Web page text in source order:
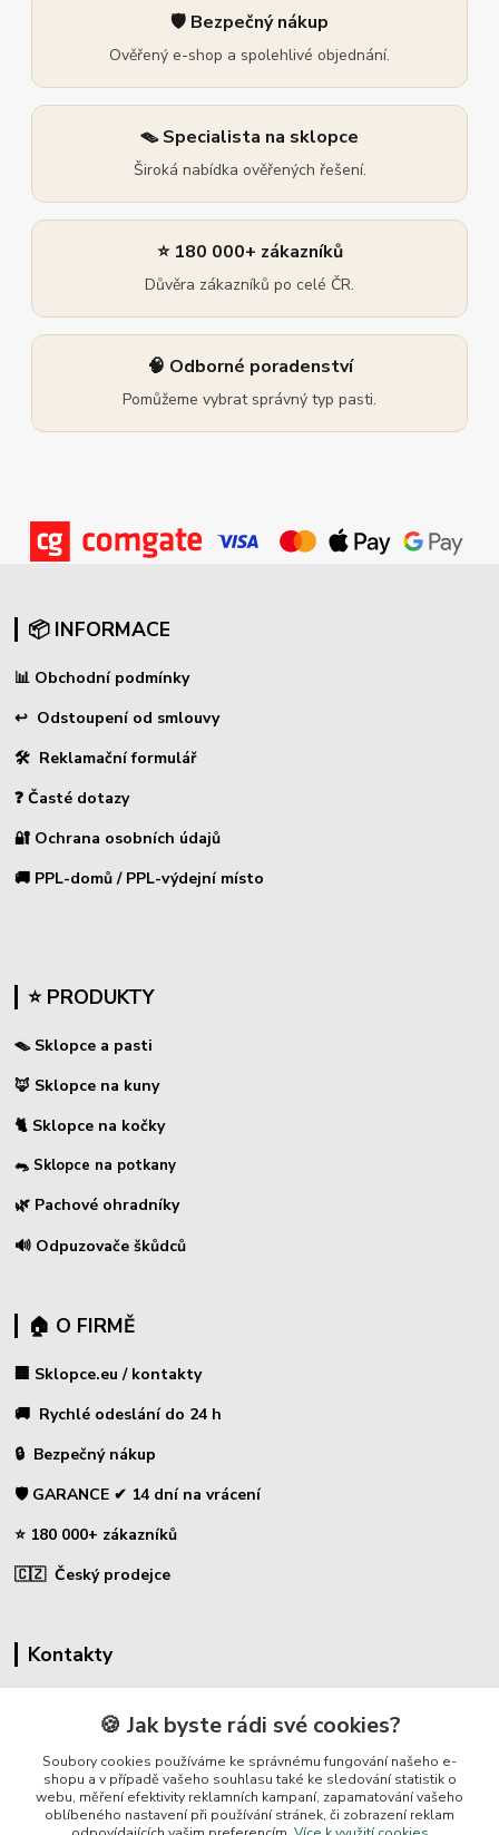
🛡️ Bezpečný nákup
Ověřený e-shop a spolehlivé objednání.
🪤 Specialista na sklopce
Široká nabídka ověřených řešení.
⭐ 180 000+ zákazníků
Důvěra zákazníků po celé ČR.
🧠 Odborné poradenství
Pomůžeme vybrat správný typ pasti.
📦 INFORMACE
📊 Obchodní podmínky
↩ Odstoupení od smlouvy
🛠 Reklamační formulář
❓ Časté dotazy
🔐 Ochrana osobních údajů
🚚 PPL-domů / PPL-výdejní místo
⭐ PRODUKTY
🪤 Sklopce a pasti
🦊 Sklopce na kuny
🐈 Sklopce na kočky
🐀 Sklopce na potkany
🌿 Pachové ohradníky
🔊 Odpuzovače škůdců
🏠 O FIRMĚ
🏢 Sklopce.eu / kontakty
🚚 Rychlé odeslání do 24 h
🔒 Bezpečný nákup
🛡️ GARANCE ✔ 14 dní na vrácení
⭐ 180 000+ zákazníků
🇨🇿 Český prodejce
Kontakty
🛡️ Zákaznická podpora
📞 728 007 997
⏰ Po-Pá | 7:00 - 13:30 |
🍪 Jak byste rádi své cookies?
Soubory cookies používáme ke správnému fungování našeho e-
shopu a v případě vašeho souhlasu také ke sledování statistik o
webu, měření efektivity reklamních kampaní, zapamatování vašeho
oblíbeného nastavení při používání stránek, či zobrazení reklam